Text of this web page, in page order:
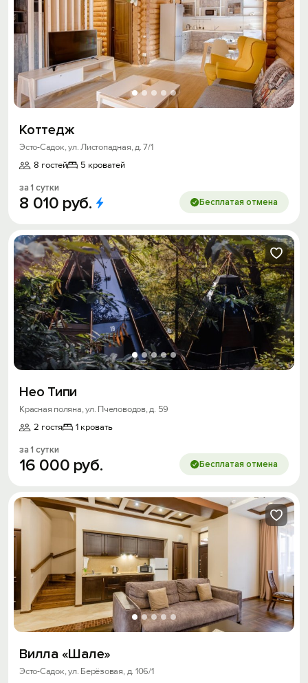
Коттедж
Эсто-Садок, ул. Листопадная, д. 7/1
8 гостей
5 кроватей
за 1 сутки
8 010 руб. Бесплатая отмена
Нео Типи
Красная поляна, ул. Пчеловодов, д. 59
2 гостя
1 кровать
за 1 сутки
16 000 руб. Бесплатая отмена
Вилла «Шале»
Эсто-Садок, ул. Берёзовая, д. 106/1